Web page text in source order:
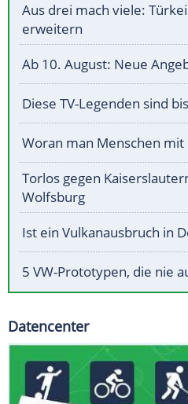
Aus drei mach viele:
erweitern
Ab 10. August: Neue
Diese TV-Legenden sind
Woran man Menschen
Torlos gegen
Wolfsburg
Ist ein Vulkanausbruch in
5 VW-Prototypen, die nie
Datencenter